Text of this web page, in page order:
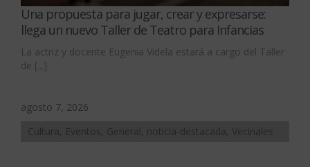
Una propuesta para jugar, crear y expresarse:
llega un nuevo Taller de Teatro para Infancias
La actriz y docente Eugenia Videla estará a cargo del Taller
de [...]
agosto 7, 2026
Cultura, Eventos, General, noticia-destacada, Vecinales